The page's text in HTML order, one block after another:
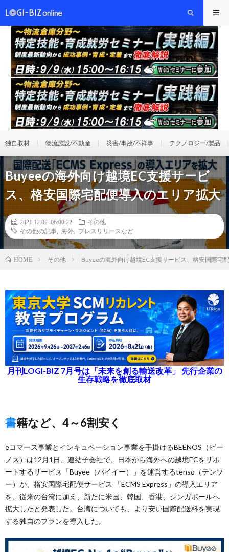
独自取材 物流施設/不動産 災害/事故/不祥事 テクノロジー/製品
Buyeeの海外向け越境EC支援サービ
ス、格安国際宅配便導入のエリア拡大
2021.12.02 06:00:22
その他
その他の記事
海外 プレスリリースなど
HOME その他 Buyeeの海外向け越境EC支援サービス、格安国際宅
月刊LOGI-BIZ 7月号は「未来を創る輸送改革」 先行企業の
生存戦略を徹底取材
書籍など、4～6割安く
eコマース事業とインキュベーション事業を手掛けるBEENOS（ビー
ノス）は12月1日、連結子会社で、日本から海外への越境ECをサポ
ートするサービス「Buyee（バイイー）」を運営するtenso（テンソ
ー）が、格安国際宅配便サービス 「ECMS Express」の導入エリア
を、従来の台湾に加え、新たに米国、韓国、香港、シンガポールへ
拡大したと発表した。台湾についても、より安い国際配送料を実現
する独自のプランを導入した。